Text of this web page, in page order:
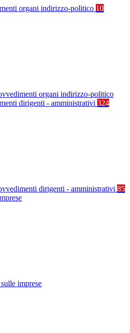
organi indirizzo-politico 10
organi indirizzo-politico
dirigenti - amministrativi 324
dirigenti - amministrativi 85
imprese